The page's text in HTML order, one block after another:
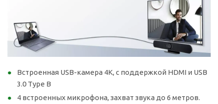
Встроенная USB-камера 4K, с поддержкой HDMI и USB
3.0 Type B
4 встроенных микрофона, захват звука до 6 метров.